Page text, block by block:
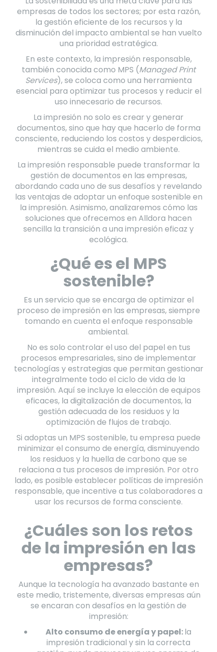
empresas de todos los sectores; por esta razón,
la gestión eficiente de los recursos y la
disminución del impacto ambiental se han vuelto
una prioridad estratégica.
En este contexto, la impresión responsable,
también conocida como MPS (Managed Print
Services), se coloca como una herramienta
esencial para optimizar tus procesos y reducir el
uso innecesario de recursos.
La impresión no solo es crear y generar
documentos, sino que hay que hacerlo de forma
consciente, reduciendo los costos y desperdicios,
mientras se cuida el medio ambiente.
La impresión responsable puede transformar la
gestión de documentos en las empresas,
abordando cada uno de sus desafíos y revelando
las ventajas de adoptar un enfoque sostenible en
la impresión. Asimismo, analizaremos cómo las
soluciones que ofrecemos en Alldora hacen
sencilla la transición a una impresión eficaz y
ecológica.
¿Qué es el MPS
sostenible?
Es un servicio que se encarga de optimizar el
proceso de impresión en las empresas, siempre
tomando en cuenta el enfoque responsable
ambiental.
No es solo controlar el uso del papel en tus
procesos empresariales, sino de implementar
tecnologías y estrategias que permitan gestionar
integralmente todo el ciclo de vida de la
impresión. Aquí se incluye la elección de equipos
eficaces, la digitalización de documentos, la
gestión adecuada de los residuos y la
optimización de flujos de trabajo.
Si adoptas un MPS sostenible, tu empresa puede
minimizar el consumo de energía, disminuyendo
los residuos y la huella de carbono que se
relaciona a tus procesos de impresión. Por otro
lado, es posible establecer políticas de impresión
responsable, que incentive a tus colaboradores a
usar los recursos de forma consciente.
¿Cuáles son los retos
de la impresión en las
empresas?
Aunque la tecnología ha avanzado bastante en
este medio, tristemente, diversas empresas aún
se encaran con desafíos en la gestión de
impresión:
Alto consumo de energía y papel:la
impresión tradicional y sin la correcta